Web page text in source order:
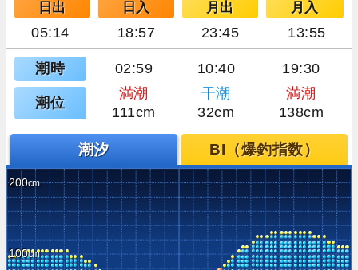
日出 日入 月出 月入
05:14 18:57 23:45 13:55
潮時 02:59 10:40 19:30
潮位
満潮 干潮
満潮
111cm
32cm 138cm
潮汐 BI（爆釣指数）
200
100